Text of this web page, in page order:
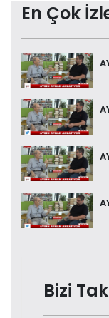
En Çok
Bizi